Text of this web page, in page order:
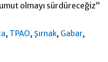
olmayı sürdüreceğiz”
, TPAO, Şırnak, Gabar,